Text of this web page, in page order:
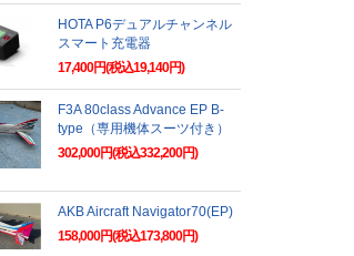
HOTA P6デュアルチャンネル
スマート充電器
17,400円(税込19,140円)
F3A 80class Advance EP B-
type（専用機体スーツ付き）
302,000円(税込332,200円)
AKB Aircraft Navigator70(EP)
158,000円(税込173,800円)